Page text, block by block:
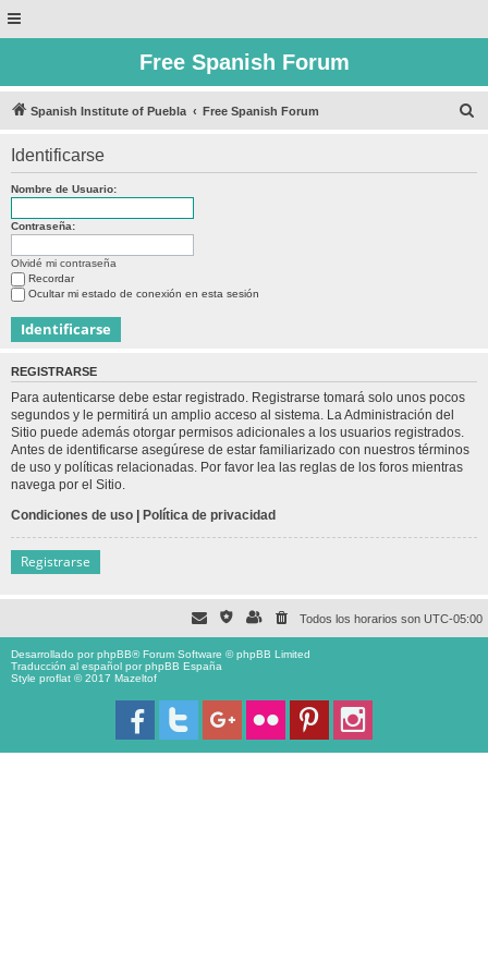
Free Spanish Forum
Spanish Institute of Puebla Free Spanish Forum
Identificarse
Nombre de Usuario:
Contraseña:
Olvidé mi contraseña
Recordar
Ocultar mi estado de conexión en esta sesión
REGISTRARSE
Para autenticarse debe estar registrado. Registrarse tomará solo unos pocos
segundos y le permitirá un amplio acceso al sistema. La Administración del
Sitio puede además otorgar permisos adicionales a los usuarios registrados.
Antes de identificarse asegúrese de estar familiarizado con nuestros términos
de uso y políticas relacionadas. Por favor lea las reglas de los foros mientras
navega por el Sitio.
Condiciones de uso | Política de privacidad
Registrarse
Todos los horarios son UTC-05:00
Desarrollado porphpBB® Forum Software © phpBB Limited
Traducción al español porphpBB España
Style proflat © 2017 Mazeltof